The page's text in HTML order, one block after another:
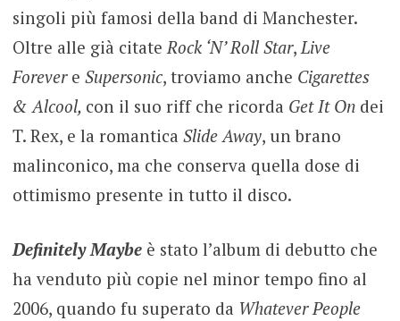
singoli più famosi della band di Manchester.
Oltre alle già citate Rock ‘N’ Roll Star, Live
Forever e Supersonic, troviamo anche Cigarettes
& Alcool, con il suo riff che ricorda Get It Ondei
T. Rex, e la romantica Slide Away, un brano
malinconico, ma che conserva quella dose di
ottimismo presente in tutto il disco.
Definitely Maybeè stato l’album di debutto che
ha venduto più copie nel minor tempo fino al
2006, quando fu superato da Whatever People